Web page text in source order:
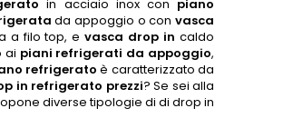
in acciaio inox con piano
da appoggio o convasca
a filo top, evasca drop in caldo
ai piani refrigerati da appoggio,
refrigerato è caratterizzato da
in refrigerato prezzi? Se sei alla
diverse tipologie di di drop in